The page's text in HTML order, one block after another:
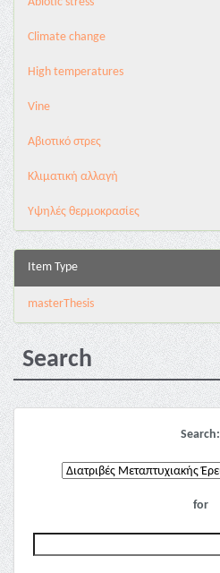
Climate change
High temperatures
Vine
Αβιοτικό στρες
Κλιματική αλλαγή
Υψηλές θερμοκρασίες
Item Type
masterThesis
Search
Search:
for